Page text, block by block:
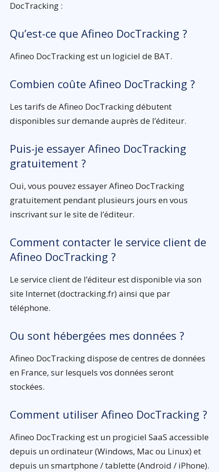
DocTracking :
Qu’est-ce que Afineo DocTracking ?
Afineo DocTracking est un logiciel de BAT.
Combien coûte Afineo DocTracking ?
Les tarifs de Afineo DocTracking débutent
disponibles sur demande auprès de l’éditeur.
Puis-je essayer Afineo DocTracking
gratuitement ?
Oui, vous pouvez essayer Afineo DocTracking
gratuitement pendant plusieurs jours en vous
inscrivant sur le site de l’éditeur.
Comment contacter le service client de
Afineo DocTracking ?
Le service client de l’éditeur est disponible via son
site Internet (doctracking.fr) ainsi que par
téléphone.
Ou sont hébergées mes données ?
Afineo DocTracking dispose de centres de données
en France, sur lesquels vos données seront
stockées.
Comment utiliser Afineo DocTracking ?
Afineo DocTracking est un progiciel SaaS accessible
depuis un ordinateur (Windows, Mac ou Linux) et
depuis un smartphone / tablette (Android / iPhone).